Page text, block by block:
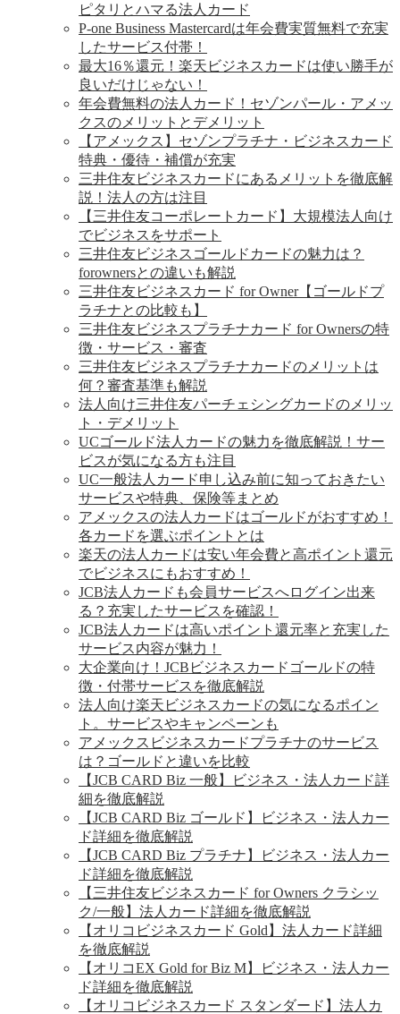
ピタリとハマる法人カード
P-one Business Mastercardは年会費実質無料で充実
したサービス付帯！
最大16％還元！楽天ビジネスカードは使い勝手が
良いだけじゃない！
年会費無料の法人カード！セゾンパール・アメッ
クスのメリットとデメリット
【アメックス】セゾンプラチナ・ビジネスカード
特典・優待・補償が充実
三井住友ビジネスカードにあるメリットを徹底解
説！法人の方は注目
【三井住友コーポレートカード】大規模法人向け
でビジネスをサポート
三井住友ビジネスゴールドカードの魅力は？
forownersとの違いも解説
三井住友ビジネスカード for Owner【ゴールドプ
ラチナとの比較も】
三井住友ビジネスプラチナカード for Ownersの特
徴・サービス・審査
三井住友ビジネスプラチナカードのメリットは
何？審査基準も解説
法人向け三井住友パーチェシングカードのメリッ
ト・デメリット
UCゴールド法人カードの魅力を徹底解説！サー
ビスが気になる方も注目
UC一般法人カード申し込み前に知っておきたい
サービスや特典、保険等まとめ
アメックスの法人カードはゴールドがおすすめ！
各カードを選ぶポイントとは
楽天の法人カードは安い年会費と高ポイント還元
でビジネスにもおすすめ！
JCB法人カードも会員サービスへログイン出来
る？充実したサービスを確認！
JCB法人カードは高いポイント還元率と充実した
サービス内容が魅力！
大企業向け！JCBビジネスカードゴールドの特
徴・付帯サービスを徹底解説
法人向け楽天ビジネスカードの気になるポイン
ト。サービスやキャンペーンも
アメックスビジネスカードプラチナのサービス
は？ゴールドと違いを比較
【JCB CARD Biz 一般】ビジネス・法人カード詳
細を徹底解説
【JCB CARD Biz ゴールド】ビジネス・法人カー
ド詳細を徹底解説
【JCB CARD Biz プラチナ】ビジネス・法人カー
ド詳細を徹底解説
【三井住友ビジネスカード for Owners クラシッ
ク/一般】法人カード詳細を徹底解説
【オリコビジネスカード Gold】法人カード詳細
を徹底解説
【オリコEX Gold for Biz M】ビジネス・法人カー
ド詳細を徹底解説
【オリコビジネスカード スタンダード】法人カ